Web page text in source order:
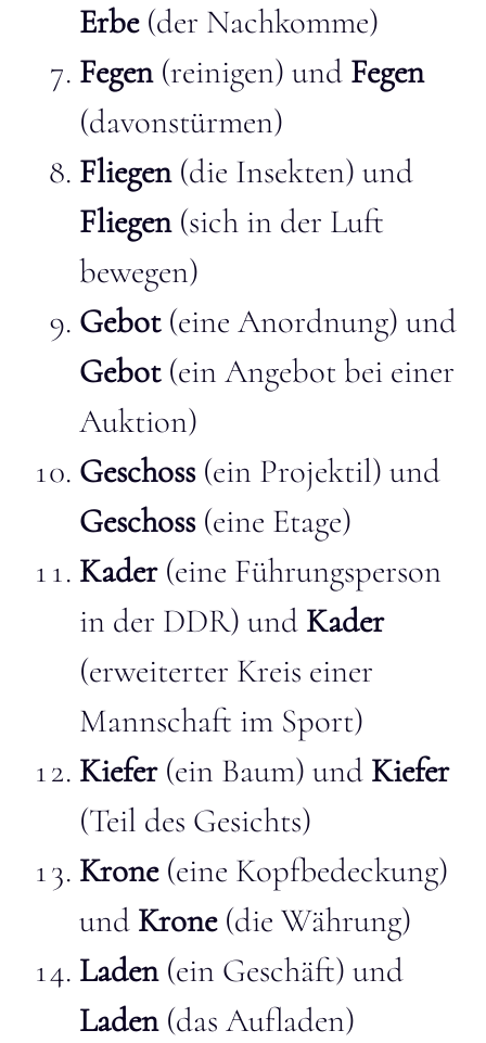
Erbe(der Nachkomme)
Fegen(reinigen) und Fegen
(davonstürmen)
Fliegen(die Insekten) und
Fliegen(sich in der Luft
bewegen)
Gebot(eine Anordnung) und
Gebot(ein Angebot bei einer
Auktion)
Geschoss(ein Projektil) und
Geschoss(eine Etage)
Kader (eine Führungsperson
in der DDR) und Kader
(erweiterter Kreis einer
Mannschaft im Sport)
Kiefer(ein Baum) und Kiefer
(Teil des Gesichts)
Krone(eine Kopfbedeckung)
und Krone(die Währung)
Laden(ein Geschäft) und
Laden(das Aufladen)